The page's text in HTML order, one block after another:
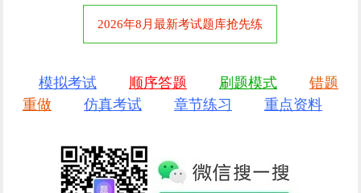
2026年8月最新考试题库抢先练
模拟考试 顺序答题 刷题模式
错题
重做
仿真考试 章节练习 重点资料